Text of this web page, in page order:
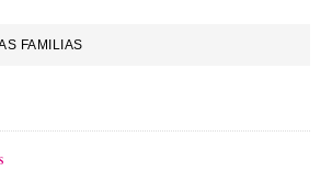
FAMILIAS